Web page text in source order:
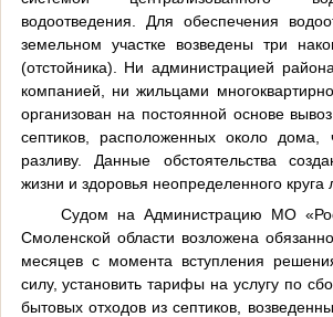
водоотведения. Для обеспечения
земельном участке возведены три
(отстойника). Ни администрацией
компанией, ни жильцами
организован на постоянной основе
септиков, расположенных около дома,
разливу. Данные обстоятельства
жизни и здоровья неопределенного круга
Судом на Администрацию МО
Смоленской области возложена
месяцев с момента вступления
силу, установить тарифы на услугу по
бытовых отходов из септиков,